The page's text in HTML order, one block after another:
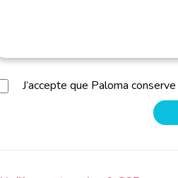
J’accepte que Paloma